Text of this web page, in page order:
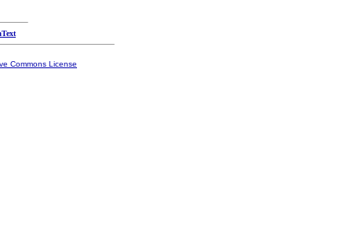
Commons License